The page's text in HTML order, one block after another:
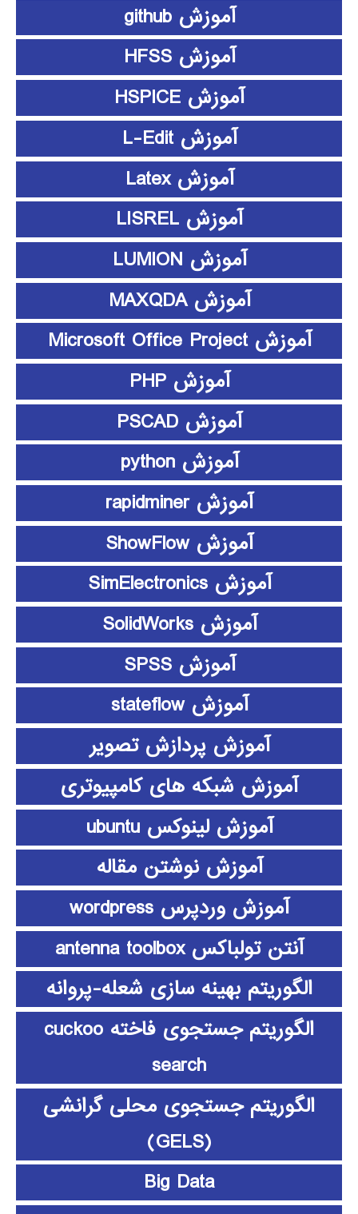
آموزش github
آموزش HFSS
آموزش HSPICE
آموزش L-Edit
آموزش Latex
آموزش LISREL
آموزش LUMION
آموزش MAXQDA
آموزش Microsoft Office Project
آموزش PHP
آموزش PSCAD
آموزش python
آموزش rapidminer
آموزش ShowFlow
آموزش SimElectronics
آموزش SolidWorks
آموزش SPSS
آموزش stateflow
آموزش پردازش تصویر
آموزش شبکه های کامپیوتری
آموزش لینوکس ubuntu
آموزش نوشتن مقاله
آموزش وردپرس wordpress
آنتن تولباکس antenna toolbox
الگوریتم بهینه سازی شعله-پروانه
الگوریتم جستجوی فاخته cuckoo
search
الگوریتم جستجوی محلی گرانشی
(GELS)
Big Data